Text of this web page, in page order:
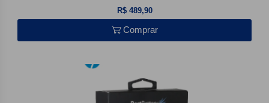
R$ 489,90
Comprar